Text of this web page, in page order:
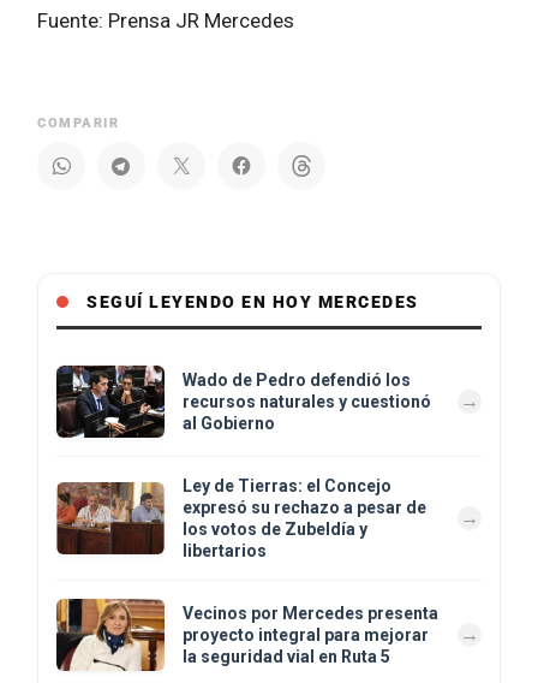
Fuente: Prensa JR Mercedes
COMPARIR
SEGUÍ LEYENDO EN HOY MERCEDES
Wado de Pedro defendió los
recursos naturales y cuestionó
al Gobierno
Ley de Tierras: el Concejo
expresó su rechazo a pesar de
los votos de Zubeldía y
libertarios
Vecinos por Mercedes presenta
proyecto integral para mejorar
la seguridad vial en Ruta 5